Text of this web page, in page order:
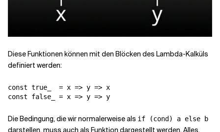
Diese Funktionen können mit den Blöcken des Lambda-Kalküls
definiert werden:
const true_  = x => y => x
Die Bedingung, die wir normalerweise als if (cond) a else b
darstellen, muss auch als Funktion dargestellt werden. Alles,